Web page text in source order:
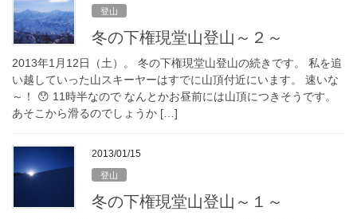
登山
冬の下権現堂山登山～２～
2013年1月12日（土）。 冬の下権現堂山登山の続きです。 私を追
い越していった山スキーヤーはすでに山頂付近にいます。 速いな
～！ 😯 11時半なので なんとかお昼前には山頂につきそうです。
あそこから滑るのでしょうか […]
2013/01/15
登山
冬の下権現堂山登山～１～